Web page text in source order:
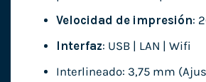
Velocidad de impresión:
Interfaz: USB | LAN | Wifi
Interlineado: 3,75 mm